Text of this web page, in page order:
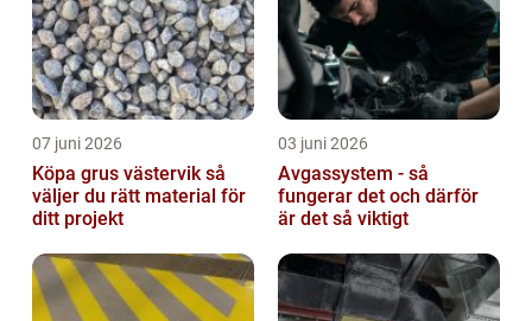
07 juni 2026
Köpa grus västervik så
väljer du rätt material för
ditt projekt
03 juni 2026
Avgassystem - så
fungerar det och därför
är det så viktigt